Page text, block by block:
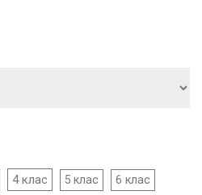
4 клас 5 клас 6 клас